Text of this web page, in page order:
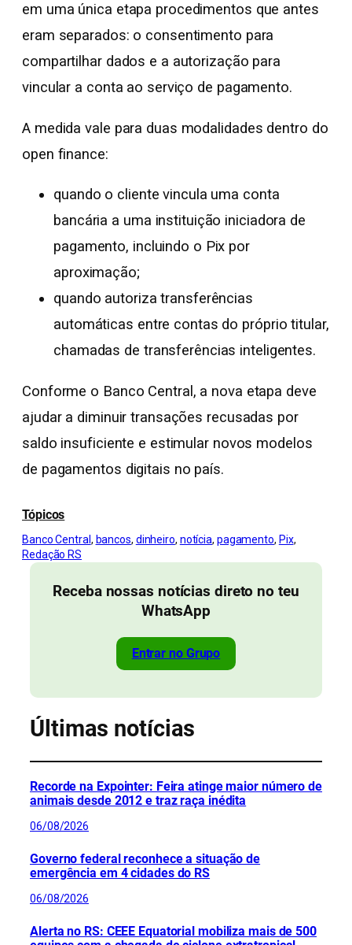
em uma única etapa procedimentos que antes
eram separados: o consentimento para
compartilhar dados e a autorização para
vincular a conta ao serviço de pagamento.
A medida vale para duas modalidades dentro do
open finance:
quando o cliente vincula uma conta
bancária a uma instituição iniciadora de
pagamento, incluindo o Pix por
aproximação;
quando autoriza transferências
automáticas entre contas do próprio titular,
chamadas de transferências inteligentes.
Conforme o Banco Central, a nova etapa deve
ajudar a diminuir transações recusadas por
saldo insuficiente e estimular novos modelos
de pagamentos digitais no país.
Tópicos
Banco Central, bancos, dinheiro, notícia, pagamento, Pix
Redação RS
Receba nossas notícias direto no teu
WhatsApp
Entrar no Grupo
Últimas notícias
Recorde na Expointer: Feira atinge maior número de
animais desde 2012 e traz raça inédita
06/08/2026
Governo federal reconhece a situação de
emergência em 4 cidades do RS
06/08/2026
Alerta no RS: CEEE Equatorial mobiliza mais de 500